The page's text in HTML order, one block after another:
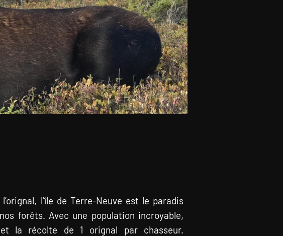
l’île de Terre-Neuve est le paradis
forêts. Avec une population incroyable,
la récolte de 1 orignal par chasseur.